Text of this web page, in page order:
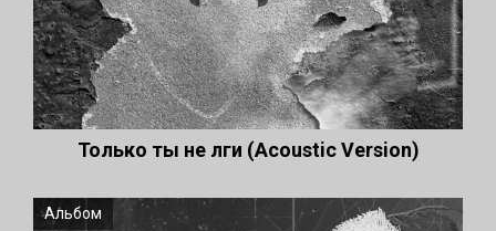
Только ты не лги (Acoustic Version)
Альбом